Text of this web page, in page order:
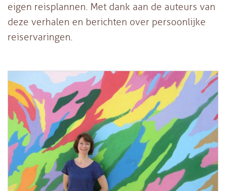
eigen reisplannen. Met dank aan de auteurs van
deze verhalen en berichten over persoonlijke
reiservaringen.